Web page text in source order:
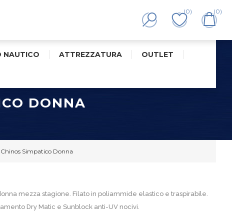
(0) (0)
NAUTICO ATTREZZATURA OUTLET
Simpatico Donna
DONNA
mezza stagione. Filato in poliammide elastico e traspirabile.
Dry Matic e Sunblock anti-UV nocivi.